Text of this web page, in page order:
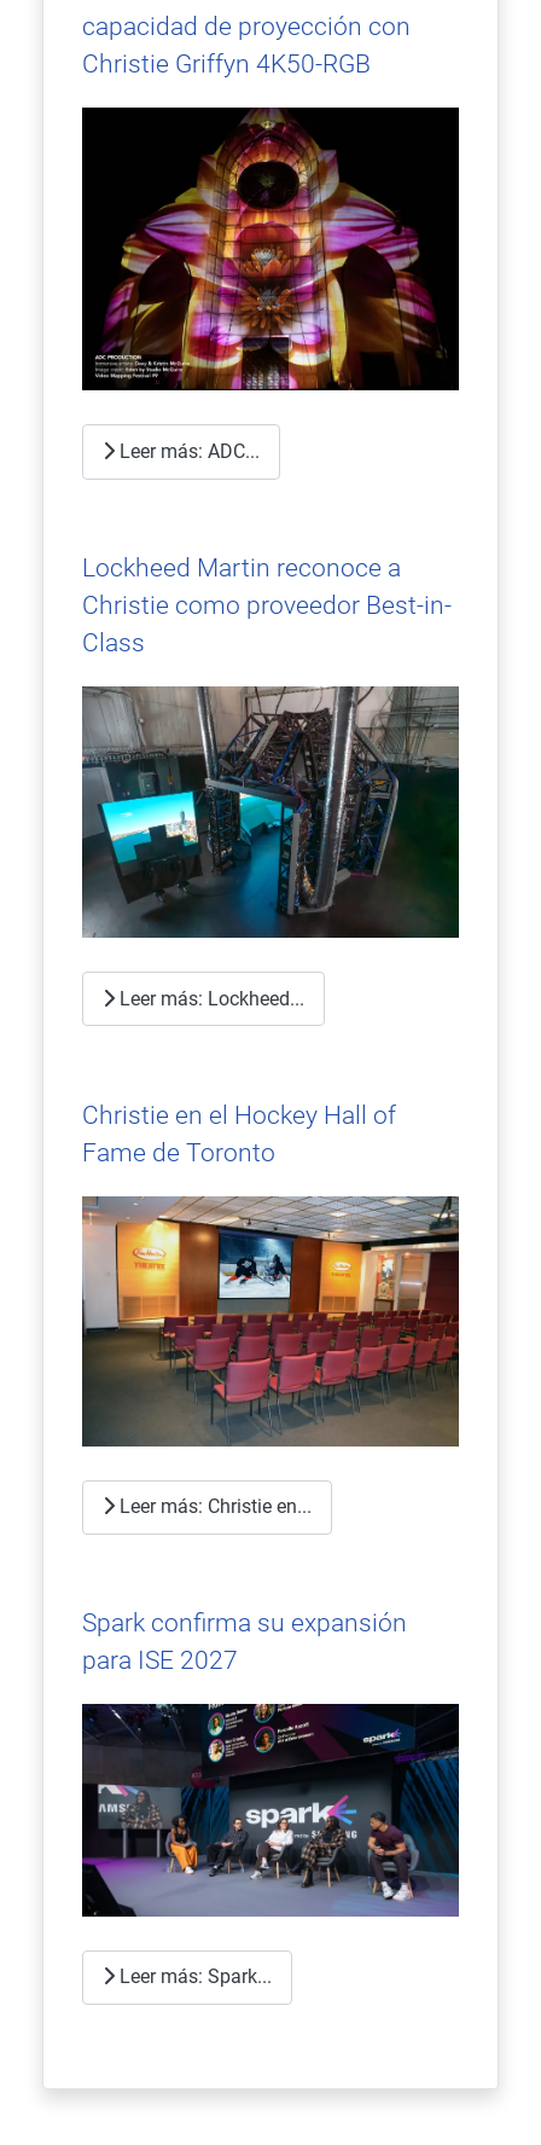
capacidad de proyección con
Christie Griffyn 4K50-RGB
Leer más: ADC...
Lockheed Martin reconoce a
Christie como proveedor Best-in-
Class
Leer más: Lockheed...
Christie en el Hockey Hall of
Fame de Toronto
Leer más: Christie en...
Spark confirma su expansión
para ISE 2027
Leer más: Spark...